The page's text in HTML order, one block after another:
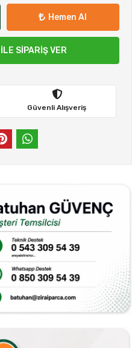
Hemen Al
SİPARİŞ VER
Güvenli Alışveriş